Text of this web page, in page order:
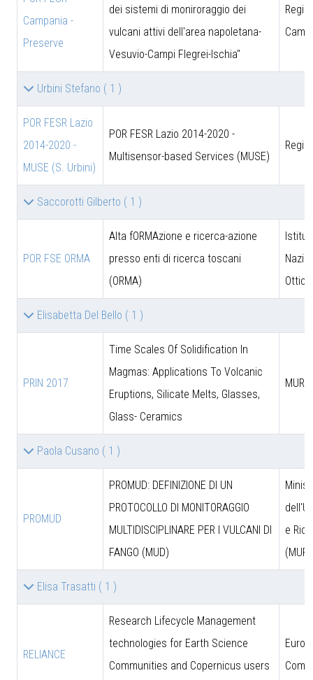
Campania -
Preserve
dei sistemi di moniroraggio dei
vulcani attivi dell'area napoletana-
Vesuvio-Campi Flegrei-Ischia"
Urbini Stefano ( 1 )
POR FESR Lazio
2014-2020 -
MUSE (S. Urbini)
POR FESR Lazio 2014-2020 -
Multisensor-based Services (MUSE)
Saccorotti Gilberto ( 1 )
POR FSE ORMA
Alta fORMAzione e ricerca-azione
presso enti di ricerca toscani
(ORMA)
Ottica
Elisabetta Del Bello ( 1 )
PRIN 2017
Time Scales Of Solidification In
Magmas: Applications To Volcanic
Eruptions, Silicate Melts, Glasses,
Glass- Ceramics
MUR
Paola Cusano ( 1 )
PROMUD
PROMUD: DEFINIZIONE DI UN
PROTOCOLLO DI MONITORAGGIO
MULTIDISCIPLINARE PER I VULCANI DI
FANGO (MUD)
e
(MUR)
Elisa Trasatti ( 1 )
RELIANCE
Research Lifecycle Management
technologies for Earth Science
Communities and Copernicus users